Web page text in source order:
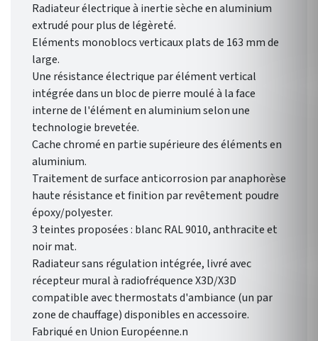
Radiateur électrique à inertie sèche en aluminium
extrudé pour plus de légèreté.
Eléments monoblocs verticaux plats de 163 mm de
large.
Une résistance électrique par élément vertical
intégrée dans un bloc de pierre moulé à la face
interne de l'élément en aluminium selon une
technologie brevetée.
Cache chromé en partie supérieure des éléments en
aluminium.
Traitement de surface anticorrosion par anaphorèse
haute résistance et finition par revêtement poudre
époxy/polyester.
3 teintes proposées : blanc RAL 9010, anthracite et
noir mat.
Radiateur sans régulation intégrée, livré avec
récepteur mural à radiofréquence X3D/X3D
compatible avec thermostats d'ambiance (un par
zone de chauffage) disponibles en accessoire.
Fabriqué en Union Européenne.n